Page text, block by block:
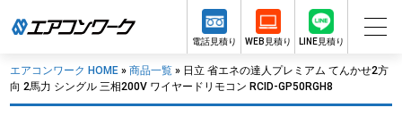
電話見積り WEB見積り LINE見積り
エアコンワーク HOME » 商品一覧 » 日立 省エネの達人プレミアム てんかせ2方
向 2馬力 シングル 三相200V ワイヤードリモコン RCID-GP50RGH8